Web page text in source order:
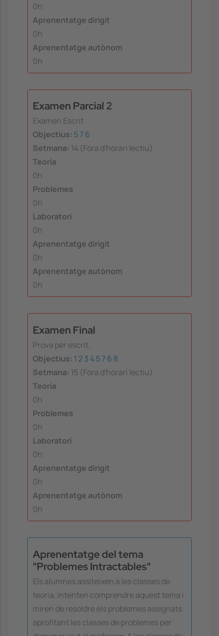
0h
Aprenentatge dirigit
0h
Aprenentatge autònom
0h
Examen Parcial 2
Examen Escrit
Objectius: 57 6
Setmana: 14 (Fora d'horari lectiu)
Teoria
0h
Problemes
0h
Laboratori
0h
Aprenentatge dirigit
0h
Aprenentatge autònom
0h
Examen Final
Prova per escrit.
Objectius: 1 23 457 6 8
Setmana: 15 (Fora d'horari lectiu)
Teoria
0h
Problemes
0h
Laboratori
0h
Aprenentatge dirigit
0h
Aprenentatge autònom
0h
Aprenentatge del tema
"Problemes Intractables"
Els alumnes assiteixen a les classes de
teoria, intenten comprendre aquest tema i
miren de resoldre els problemes assignats
aprofitant les classes de problemes per